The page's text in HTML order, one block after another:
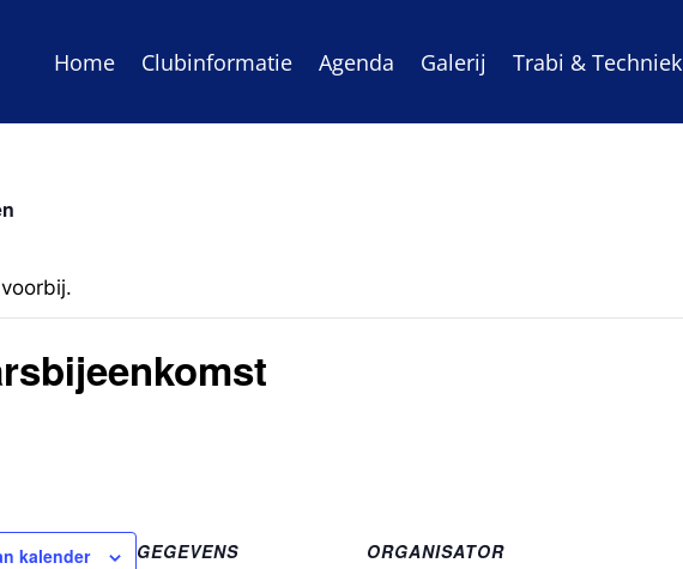
Home Clubinformatie Agenda Galerij Trabi & Techniek
kalender
GEGEVENS
ORGANISATOR